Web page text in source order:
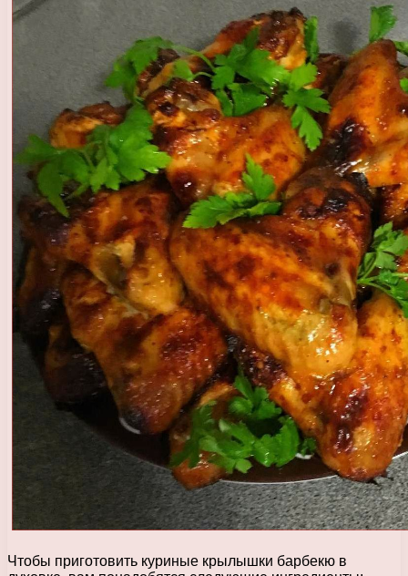
Чтобы приготовить куриные крылышки барбекю в